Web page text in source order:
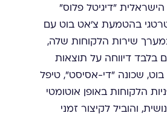
"דיגיטל פלוס"
בהטמעת צ'אט בוט עם
שירות הלקוחות שלה,
בלבד דיווחה על תוצאות
שכונה "די-אסיסט", טיפל
מ-70% מפניות הלקוחות באופן אוטומטי
והוביל לקיצור זמני